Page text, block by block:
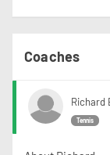
Coaches
Richard
Tennis